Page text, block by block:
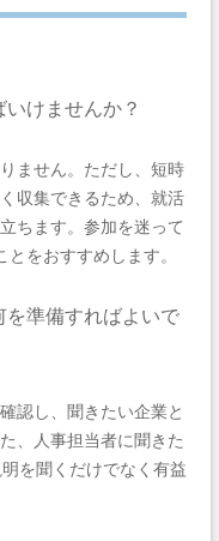
けませんか？
ません。ただし、短時
収集できるため、就活
ちます。参加を迷って
をおすすめします。
を準備すればよいで
認し、聞きたい企業と
、人事担当者に聞きた
を聞くだけでなく有益